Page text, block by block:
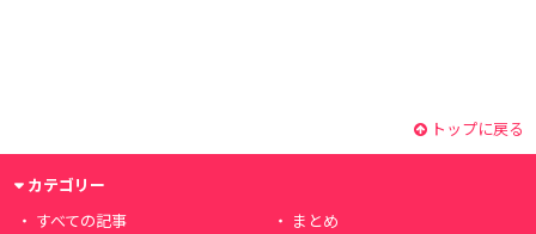
トップに戻る
カテゴリー
すべての記事
まとめ